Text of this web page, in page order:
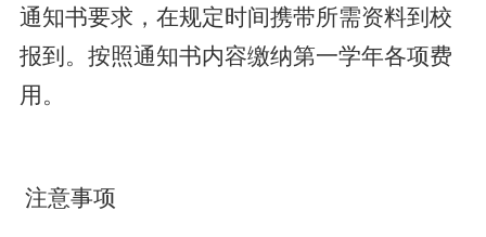
通知书要求，在规定时间携带所需资料到校
报到。按照通知书内容缴纳第一学年各项费
用。
注意事项